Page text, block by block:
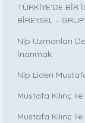
TÜRKİYE’DE BİR
BİREYSEL –
Nlp Uzmanları
İnanmak
Nlp Lideri
Mustafa Kılınç
Mustafa Kılınç